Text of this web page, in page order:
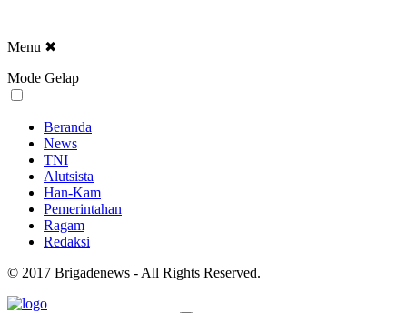
Menu ✖
Mode Gelap
Beranda
News
TNI
Alutsista
Han-Kam
Pemerintahan
Ragam
Redaksi
© 2017 Brigadenews - All Rights Reserved.